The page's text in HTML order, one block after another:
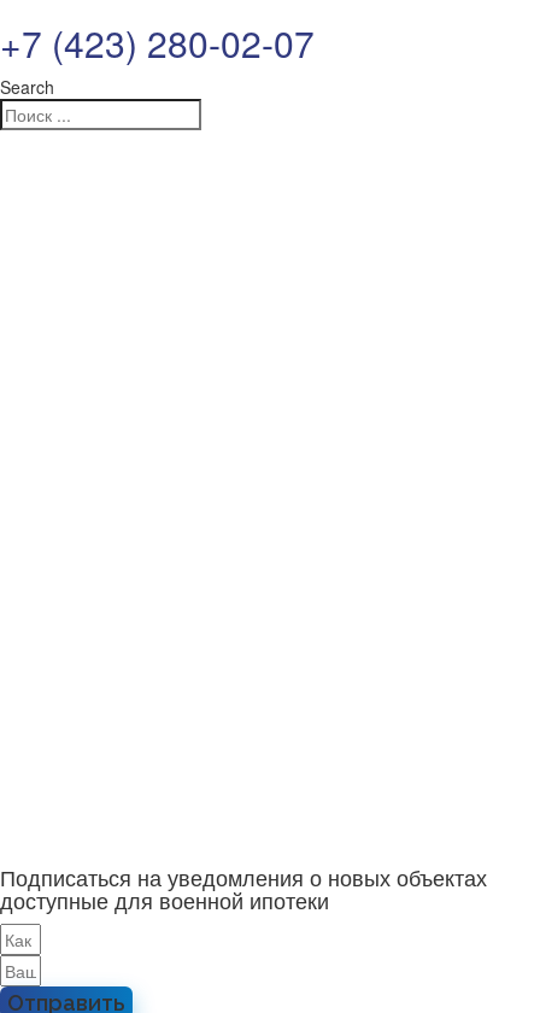
+7 (423) 280-02-07
Search
Подписаться на уведомления о новых объектах
доступные для военной ипотеки
Отправить